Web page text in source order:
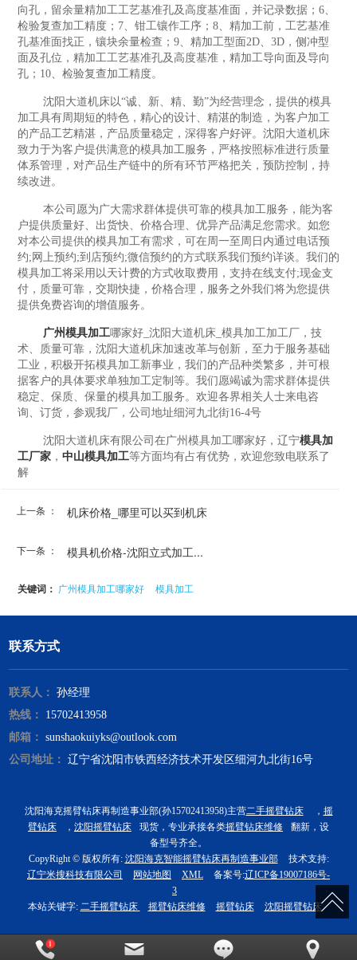
向孔，留余量精加工工艺基准孔及高度基准面，并记录数据；6、
检验复查加工精度；7、钳工镶作工序；8、精加工前，工艺基准
孔基准面找正，镶块余量检查；9、精加工型面2D、3D，侧冲型
面及孔位，精加工工艺基准孔及高度基准，精加工导向面及导向
孔；10、检验复查加工精度。
沈阳大道机床以“诚、新、精、勤”为经营理念，提供的模具
加工具有周期短的特色，精心的设计、精湛的制造，为客户加工
的产品工艺精湛，产品质量稳定，深得客户好评。沈阳大道机床
致力于为客户提供满意的模具加工服务，严格按照标准进行质量
体系管理，对产品生产链中的所有环节严格把关，预防控制，持
续改进。
本公司愿为广大需求群体提供可靠的模具加工服务，能为客
户提供质量好、出货快、价格合理、优异产品满足您需求。如您
对本公司提供的模具加工有需求，可在周一至周日内通过电话预
约;网上预约;到店预约;微信预约的方式联系我们预约详谈。我们的
模具加工将采用以天计费的方式收取费用，支持在线支付;现金支
付，质量可靠，交期快捷，价格合理，服务之外我们将为您提供
提供免费咨询的增值服务。
广州模具加工哪家好_沈阳大道机床_模具加工加工厂，技
术、质量可靠，沈阳大道机床加速改革与创新，至力于服务基础
工业，积极开拓模具加工新事业，我们的产品种类繁多，并可根
据客户的具体要求单独加工定制等。我们愿竭诚为需求群体提供
稳定、保质、保量的模具加工服务。欢迎各界相关人士来电咨
询、订货，参观我厂，公司地址细河九北街16-4号
沈阳大道机床有限公司在广州模具加工哪家好，辽宁模具加
工厂家， 中山模具加工等方面均有占有优势，欢迎您致电联系了
解
上一条 ： 机床价格_哪里可以买到机床
下一条 ： 模具机价格-沈阳立式加工...
关键词： 广州模具加工哪家好 模具加工
联系方式
联系人：
孙经理
热线：
15702413958
邮箱：
sunshaokuiyks@outlook.com
公司地址：
辽宁省沈阳市铁西经济技术开发区细河九北街16号
沈阳海克摇臂钻床再制造事业部(孙15702413958)主营二手摇臂钻床 ， 摇
臂钻床
， 沈阳摇臂钻床 现货，专业承接各类摇臂钻床维修
翻新，设
备型号齐全。
CopyRight © 版权所有: 沈阳海克智能摇臂钻床再制造事业部
技术支持:
辽宁米搜科技有限公司
网站地图 XML 备案号:辽ICP备19007186号-
3
本站关键字: 二手摇臂钻床 摇臂钻床维修 摇臂钻床 沈阳摇臂钻床